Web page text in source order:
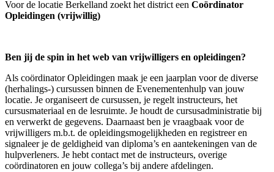
Voor de locatie Berkelland zoekt het district een Coördinator
Opleidingen (vrijwillig)
Ben jij de spin in het web van vrijwilligers en opleidingen?
Als coördinator Opleidingen maak je een jaarplan voor de diverse
(herhalings-) cursussen binnen de Evenementenhulp van jouw
locatie. Je organiseert de cursussen, je regelt instructeurs, het
cursusmateriaal en de lesruimte. Je houdt de cursusadministratie bij
en verwerkt de gegevens. Daarnaast ben je vraagbaak voor de
vrijwilligers m.b.t. de opleidingsmogelijkheden en registreer en
signaleer je de geldigheid van diploma’s en aantekeningen van de
hulpverleners. Je hebt contact met de instructeurs, overige
coördinatoren en jouw collega’s bij andere afdelingen.